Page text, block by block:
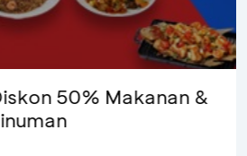
50% Makanan &